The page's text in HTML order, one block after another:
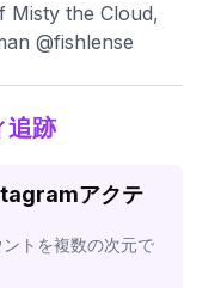
Misty the Cloud,
@fishlense
追跡
アクテ
トを複数の次元で